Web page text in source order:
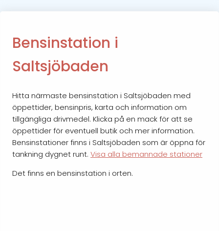
Bensinstation i
Saltsjöbaden
Hitta närmaste bensinstation i Saltsjöbaden med
öppettider, bensinpris, karta och information om
tillgängliga drivmedel. Klicka på en mack för att se
öppettider för eventuell butik och mer information.
Bensinstationer finns i Saltsjöbaden som är öppna för
tankning dygnet runt. Visa alla bemannade stationer
Det finns en bensinstation i orten.